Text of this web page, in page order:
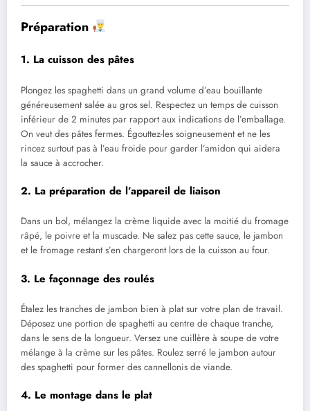
Préparation
1. La cuisson des pâtes
Plongez les spaghetti dans un grand volume d’eau bouillante
généreusement salée au gros sel. Respectez un temps de cuisson
inférieur de 2 minutes par rapport aux indications de l’emballage.
On veut des pâtes fermes. Égouttez-les soigneusement et ne les
rincez surtout pas à l’eau froide pour garder l’amidon qui aidera
la sauce à accrocher.
2. La préparation de l’appareil de liaison
Dans un bol, mélangez la crème liquide avec la moitié du fromage
râpé, le poivre et la muscade. Ne salez pas cette sauce, le jambon
et le fromage restant s’en chargeront lors de la cuisson au four.
3. Le façonnage des roulés
Étalez les tranches de jambon bien à plat sur votre plan de travail.
Déposez une portion de spaghetti au centre de chaque tranche,
dans le sens de la longueur. Versez une cuillère à soupe de votre
mélange à la crème sur les pâtes. Roulez serré le jambon autour
des spaghetti pour former des cannellonis de viande.
4. Le montage dans le plat